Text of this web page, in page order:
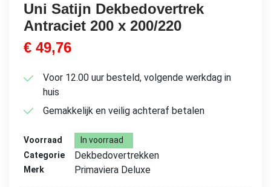
Uni Satijn Dekbedovertrek
Antraciet 200 x 200/220
€ 49,76
Voor 12.00 uur besteld, volgende werkdag in
huis
Gemakkelijk en veilig achteraf betalen
Voorraad
In voorraad
Categorie
Dekbedovertrekken
Merk Primaviera Deluxe